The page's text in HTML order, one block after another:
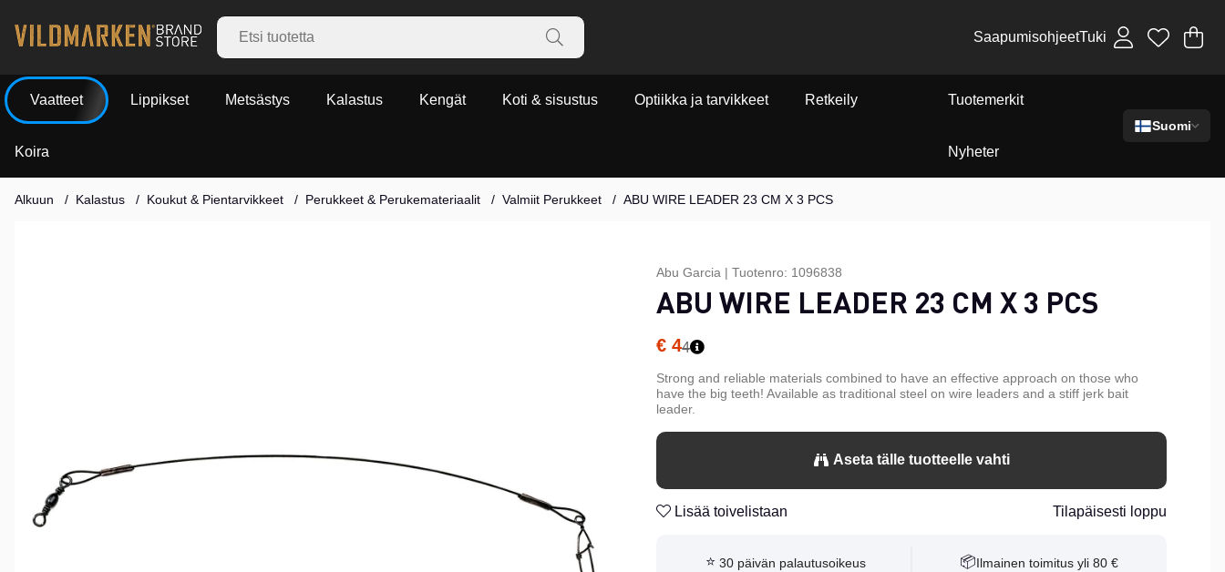
SaapumisohjeetTuki .
Vaatteet Lippikset Metsästys Kalastus Kengät Koti & sisustus Optiikka ja tarvikkeet Retkeily
Koira
Tuotemerkit
Nyheter
Suomi
Alkuun Kalastus Koukut & Pientarvikkeet Perukkeet & Perukemateriaalit Valmiit Perukkeet ABU WIRE LEADER 23 CM X 3 PCS
Abu Garcia | Tuotenro: 1096838
ABU WIRE LEADER 23 CM X 3 PCS
€ 44
Strong and reliable materials combined to have an effective approach on those who
have the big teeth! Available as traditional steel on wire leaders and a stiff jerk bait
leader.
Aseta tälle tuotteelle vahti
Lisää toivelistaan Tilapäisesti loppu
⭐ 30 päivän palautusoikeus 📦 Ilmainen toimitus yli 80 €